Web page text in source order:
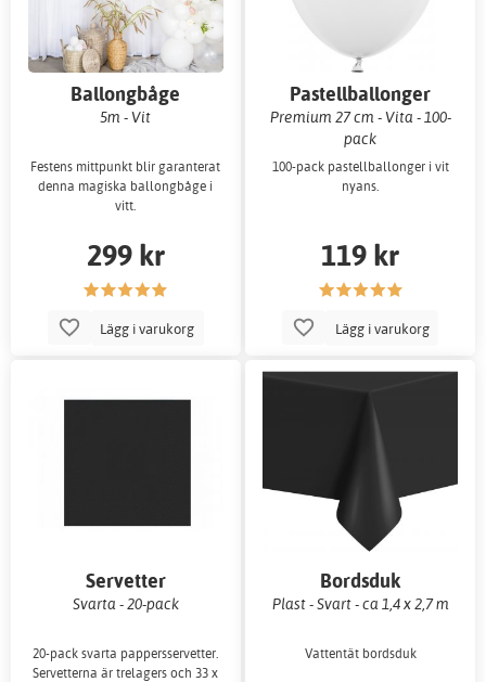
Ballongbåge
5m - Vit
Festens mittpunkt blir garanterat
denna magiska ballongbåge i
vitt.
299 kr
Lägg i varukorg
Pastellballonger
Premium 27 cm - Vita - 100-
pack
100-pack pastellballonger i vit
nyans.
119 kr
Lägg i varukorg
Servetter
Svarta - 20-pack
20-pack svarta pappersservetter.
Servetterna är trelagers och 33 x
Bordsduk
Plast - Svart - ca 1,4 x 2,7 m
Vattentät bordsduk